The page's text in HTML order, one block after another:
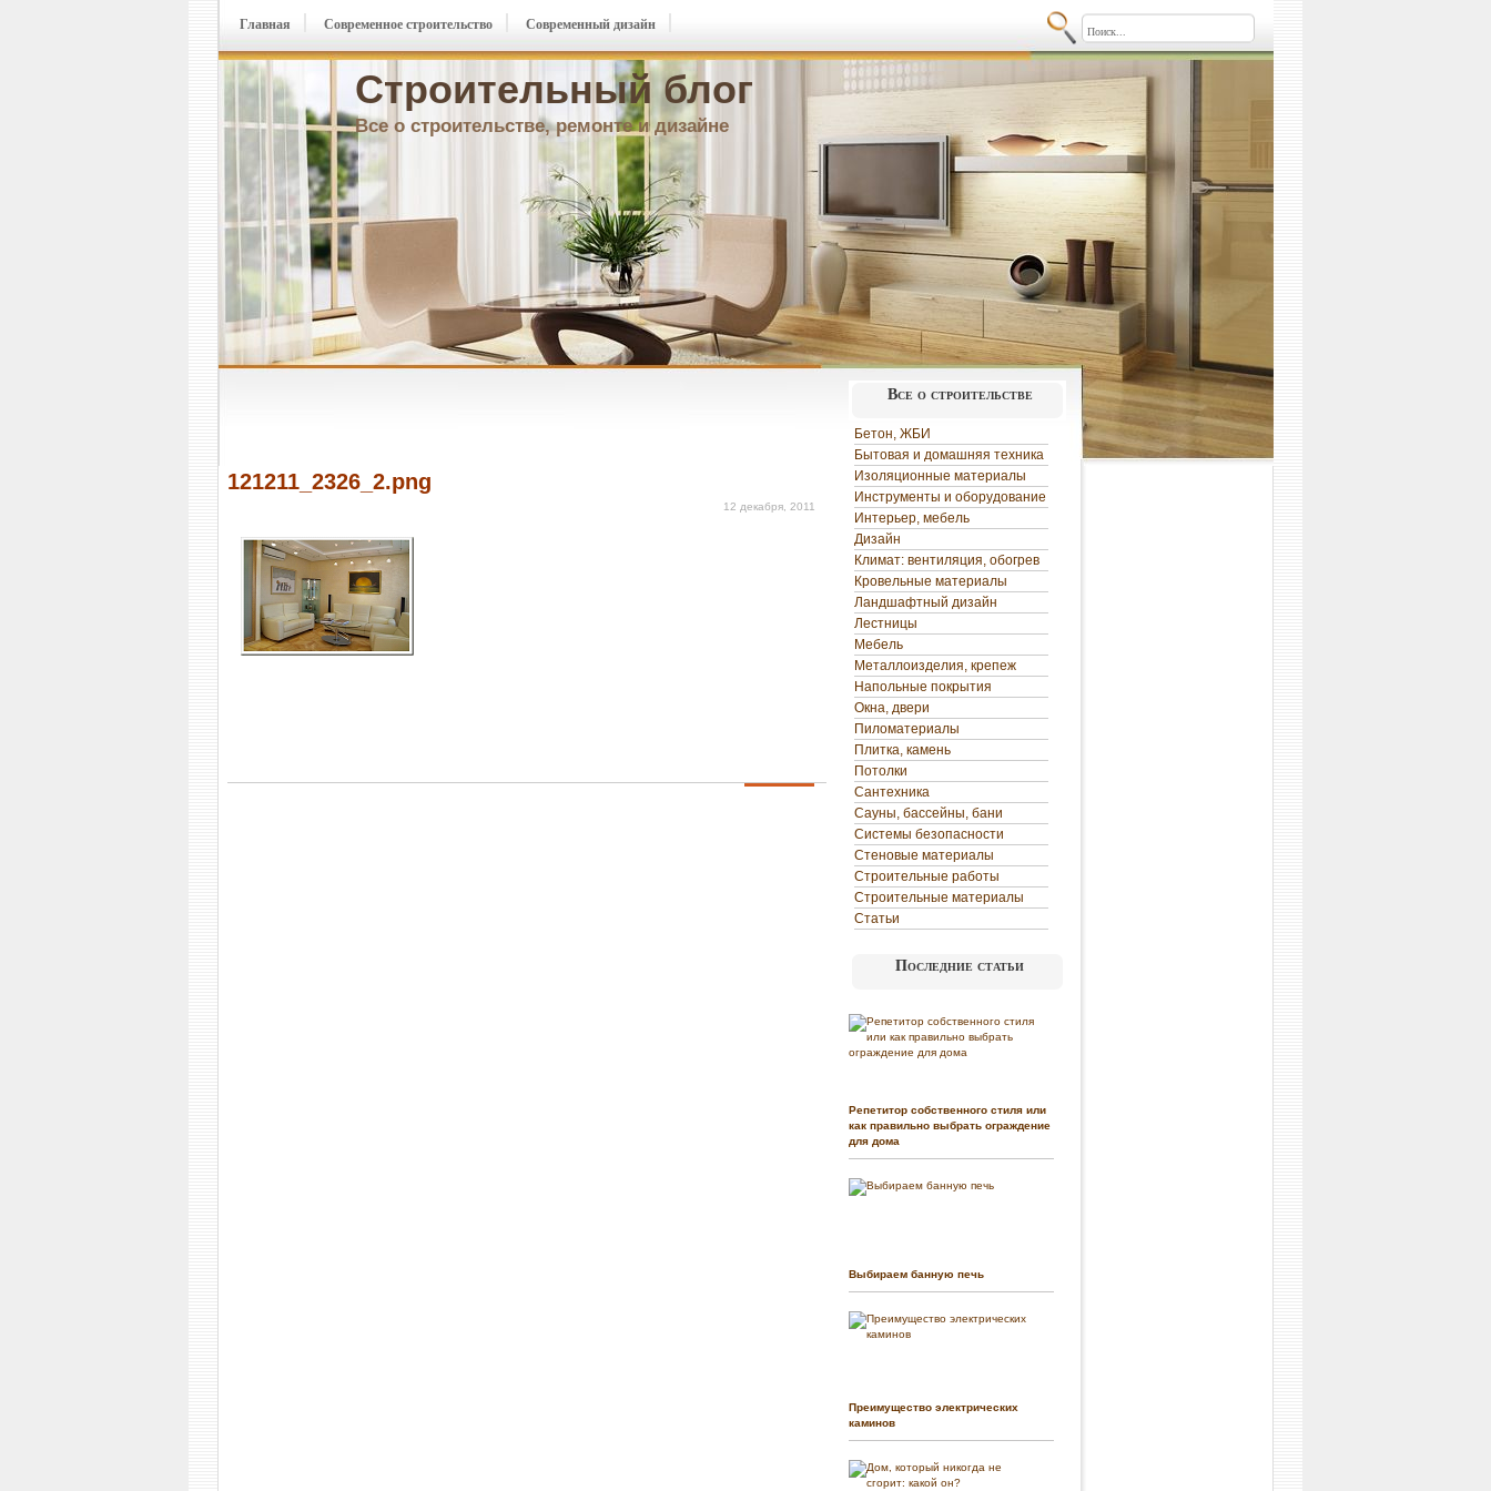
Строительный блог
Все о строительстве, ремонте и дизайне
Главная Современное строительство Современный дизайн
121211_2326_2.png
12 декабря, 2011
Все о строительстве
Бетон, ЖБИ
Бытовая и домашняя техника
Изоляционные материалы
Инструменты и оборудование
Интерьер, мебель
Дизайн
Климат: вентиляция, обогрев
Кровельные материалы
Ландшафтный дизайн
Лестницы
Мебель
Металлоизделия, крепеж
Напольные покрытия
Окна, двери
Пиломатериалы
Плитка, камень
Потолки
Сантехника
Сауны, бассейны, бани
Системы безопасности
Стеновые материалы
Строительные работы
Строительные материалы
Статьи
Последние статьи
Репетитор собственного стиля или
как правильно выбрать ограждение
для дома
Выбираем банную печь
Преимущество электрических
каминов